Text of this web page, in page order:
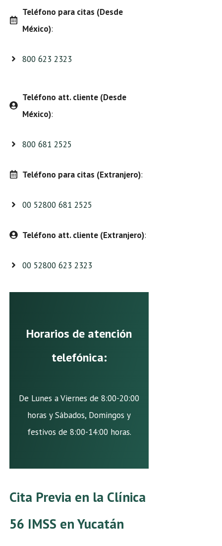
Teléfono para citas (Desde
México):
800 623 2323
Teléfono att. cliente (Desde
México):
800 681 2525
Teléfono para citas (Extranjero):
00 52800 681 2525
Teléfono att. cliente (Extranjero):
00 52800 623 2323
Horarios de atención
telefónica:
De Lunes a Viernes de 8:00-20:00
horas y Sábados, Domingos y
festivos de 8:00-14:00 horas.
Cita Previa en la Clínica
56 IMSS en Yucatán